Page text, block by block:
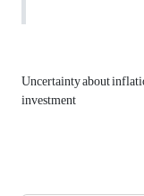
Uncertainty about
investment